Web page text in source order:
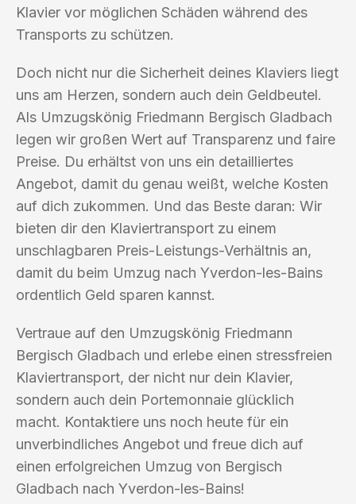
Klavier vor möglichen Schäden während des
Transports zu schützen.
Doch nicht nur die Sicherheit deines Klaviers liegt
uns am Herzen, sondern auch dein Geldbeutel.
Als Umzugskönig Friedmann Bergisch Gladbach
legen wir großen Wert auf Transparenz und faire
Preise. Du erhältst von uns ein detailliertes
Angebot, damit du genau weißt, welche Kosten
auf dich zukommen. Und das Beste daran: Wir
bieten dir den Klaviertransport zu einem
unschlagbaren Preis-Leistungs-Verhältnis an,
damit du beim Umzug nach Yverdon-les-Bains
ordentlich Geld sparen kannst.
Vertraue auf den Umzugskönig Friedmann
Bergisch Gladbach und erlebe einen stressfreien
Klaviertransport, der nicht nur dein Klavier,
sondern auch dein Portemonnaie glücklich
macht. Kontaktiere uns noch heute für ein
unverbindliches Angebot und freue dich auf
einen erfolgreichen Umzug von Bergisch
Gladbach nach Yverdon-les-Bains!